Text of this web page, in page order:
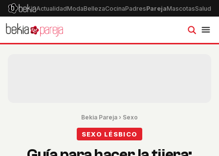
ActualidadModaBellezaCocinaPadresParejaMascotasSalud
Bekia Pareja › Sexo
SEXO LÉSBICO